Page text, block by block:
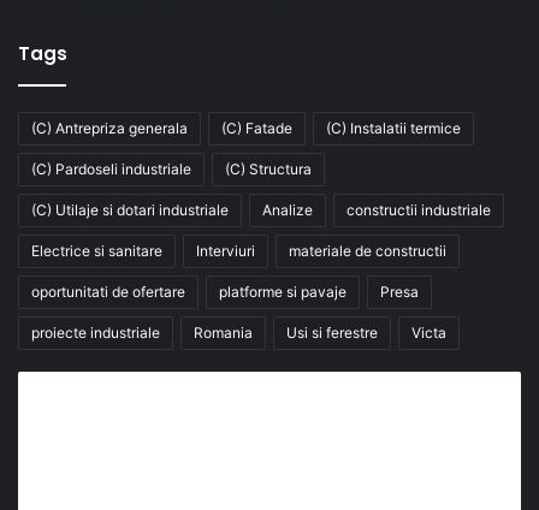
Tags
(C) Antrepriza generala (C) Fatade (C) Instalatii termice
(C) Pardoseli industriale (C) Structura
(C) Utilaje si dotari industriale Analize constructii industriale
Electrice si sanitare Interviuri materiale de constructii
oportunitati de ofertare platforme si pavaje Presa
proiecte industriale Romania Usi si ferestre Victa